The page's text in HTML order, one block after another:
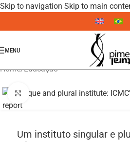
Skip to navigation Skip to main
MENU
Home/Educação
Click to enlarge
Um instituto singular e